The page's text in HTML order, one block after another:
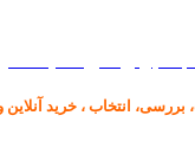
بررسی، انتخاب ، خرید آنلاین